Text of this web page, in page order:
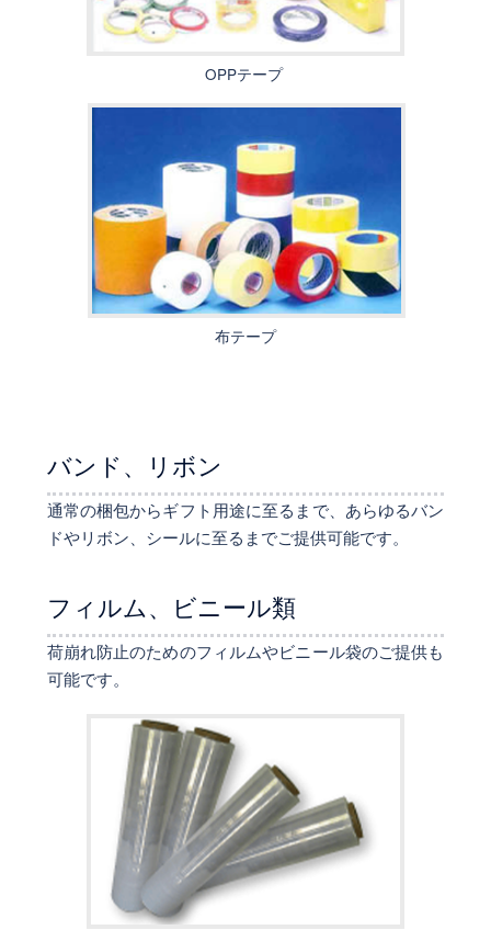
OPPテープ
布テープ
バンド、リボン
通常の梱包からギフト用途に至るまで、あらゆるバン
ドやリボン、シールに至るまでご提供可能です。
フィルム、ビニール類
荷崩れ防止のためのフィルムやビニール袋のご提供も
可能です。